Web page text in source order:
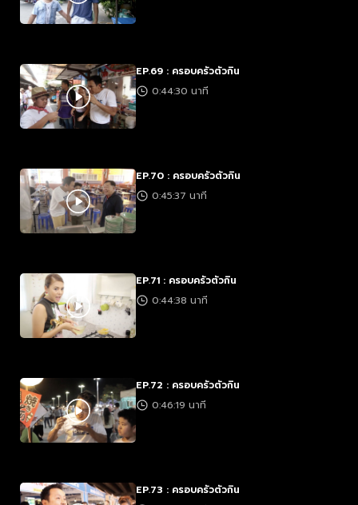
EP.69 : ครอบครัวตัวกิน
0:44:30 นาที
EP.70 : ครอบครัวตัวกิน
0:45:37 นาที
EP.71 : ครอบครัวตัวกิน
0:44:38 นาที
EP.72 : ครอบครัวตัวกิน
0:46:19 นาที
EP.73 : ครอบครัวตัวกิน